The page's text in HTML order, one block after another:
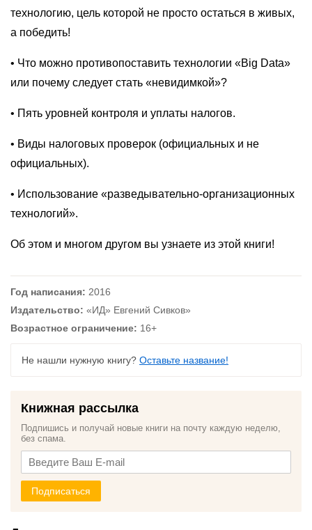
технологию, цель которой не просто остаться в живых,
а победить!
• Что можно противопоставить технологии «Big Data»
или почему следует стать «невидимкой»?
• Пять уровней контроля и уплаты налогов.
• Виды налоговых проверок (официальных и не
официальных).
• Использование «разведывательно-организационных
технологий».
Об этом и многом другом вы узнаете из этой книги!
Год написания: 2016
Издательство: «ИД» Евгений Сивков»
Возрастное ограничение: 16+
Не нашли нужную книгу? Оставьте название!
Книжная рассылка
Подпишись и получай новые книги на почту каждую неделю,
без спама.
Подписаться